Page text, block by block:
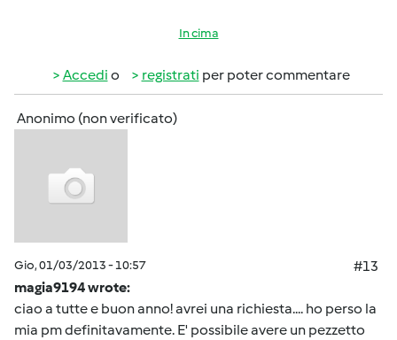
In cima
Accedi o registrati per poter commentare
Anonimo (non verificato)
Gio, 01/03/2013 - 10:57
#13
magia9194 wrote:
ciao a tutte e buon anno! avrei una richiesta.... ho perso la
mia pm definitavamente. E' possibile avere un pezzetto